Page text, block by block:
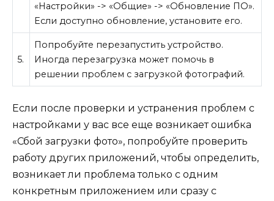
«Настройки» -> «Общие» -> «Обновление ПО».
Если доступно обновление, установите его.
5.
Попробуйте перезапустить устройство.
Иногда перезагрузка может помочь в
решении проблем с загрузкой фотографий.
Если после проверки и устранения проблем с
настройками у вас все еще возникает ошибка
«Сбой загрузки фото», попробуйте проверить
работу других приложений, чтобы определить,
возникает ли проблема только с одним
конкретным приложением или сразу с